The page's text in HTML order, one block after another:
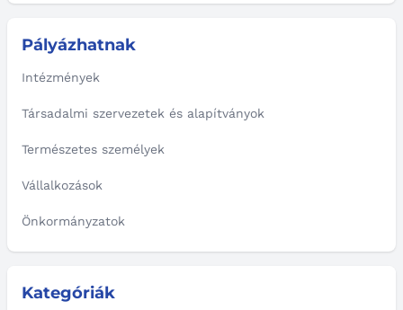
Pályázhatnak
Intézmények
Társadalmi szervezetek és alapítványok
Természetes személyek
Vállalkozások
Önkormányzatok
Kategóriák